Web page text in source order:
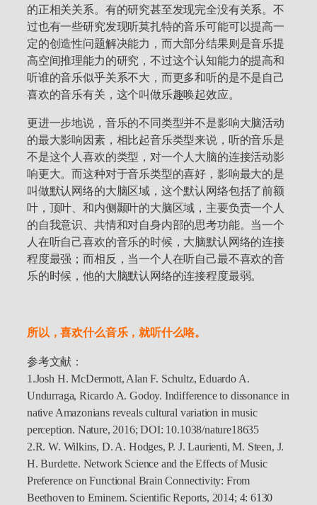
的正相关关系。有的研究甚至发现完全没有关系。不
过也有一些研究发现听莫扎特的音乐可能可以提高一
定的创造性问题解决能力，而大部分结果则是音乐提
高空间推理能力的研究，不过这个认知能力的提高和
听谁的音乐似乎关系不大，而更多和听的是不是自己
喜欢的音乐有关，这个叫做乐趣唤起效应。
更进一步地说，音乐的不同类型并不是影响大脑活动
的最大影响因素，相比起音乐类型来说，听的音乐是
不是这个人喜欢的类型，对一个人大脑的连接活动影
响更大。而这种对于音乐类型的喜好，影响最大的是
叫做默认网络的大脑区域，这个默认网络包括了前额
叶，顶叶、和内侧颞叶的大脑区域，主要负责一个人
的自我意识、共情和对自身内部的思考功能。当一个
人在听自己喜欢的音乐的时候，大脑默认网络的连接
程度最强；而相反，当一个人在听自己最不喜欢的音
乐的时候，他的大脑默认网络的连接程度最弱。
所以，喜欢什么音乐，就听什么咯。
参考文献：
1.Josh H. McDermott, Alan F. Schultz, Eduardo A.
Undurraga, Ricardo A. Godoy. Indifference to dissonance in
native Amazonians reveals cultural variation in music
perception. Nature, 2016; DOI: 10.1038/nature18635
2.R. W. Wilkins, D. A. Hodges, P. J. Laurienti, M. Steen, J.
H. Burdette. Network Science and the Effects of Music
Preference on Functional Brain Connectivity: From
Beethoven to Eminem. Scientific Reports, 2014; 4: 6130